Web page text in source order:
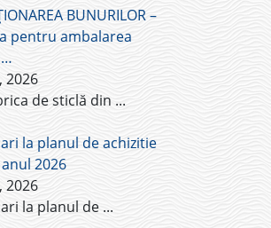
BUNURILOR –
pentru ambalarea
2026
de sticlă din ...
la planul de achizitie
2026
2026
la planul de ...